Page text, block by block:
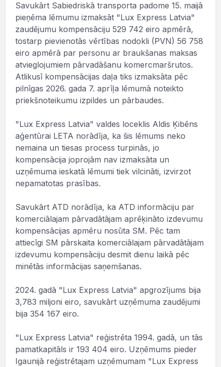
Savukārt Sabiedriskā transporta padome 15. maijā
pieņēma lēmumu izmaksāt "Lux Express Latvia"
zaudējumu kompensāciju 529 742 eiro apmērā,
tostarp pievienotās vērtības nodokli (PVN) 56 758
eiro apmērā par personu ar braukšanas maksas
atvieglojumiem pārvadāšanu komercmaršrutos.
Atlikusī kompensācijas daļa tiks izmaksāta pēc
pilnīgas 2026. gada 7. aprīļa lēmumā noteikto
priekšnoteikumu izpildes un pārbaudes.
"Lux Express Latvia" valdes loceklis Aldis Ķibēns
aģentūrai LETA norādīja, ka šis lēmums neko
nemaina un tiesas process turpinās, jo
kompensācija joprojām nav izmaksāta un
uzņēmuma ieskatā lēmumi tiek vilcināti, izvirzot
nepamatotas prasības.
Savukārt ATD norādīja, ka ATD informāciju par
komerciālajam pārvadātājam aprēķināto izdevumu
kompensācijas apmēru nosūta SM. Pēc tam
attiecīgi SM pārskaita komerciālajam pārvadātājam
izdevumu kompensāciju desmit dienu laikā pēc
minētās informācijas saņemšanas.
2024. gadā "Lux Express Latvia" apgrozījums bija
3,783 miljoni eiro, savukārt uzņēmuma zaudējumi
bija 354 167 eiro.
"Lux Express Latvia" reģistrēta 1994. gadā, un tās
pamatkapitāls ir 193 404 eiro. Uzņēmums pieder
Igaunijā reģistrētajam uzņēmumam "Lux Express